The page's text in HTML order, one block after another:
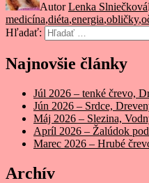
AutorLenka Slniečková
medicína,diéta,energia,obličky,
Hľadať:
Najnovšie články
Júl 2026 – tenké črevo,
Jún 2026 – Srdce,
Máj 2026 – Slezina,
Apríl 2026 – Žalúdok
Marec 2026 – Hrubé
Archív